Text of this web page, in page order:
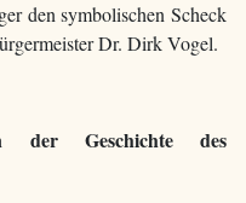
den symbolischen Scheck
Dr. Dirk Vogel.
der Geschichte des